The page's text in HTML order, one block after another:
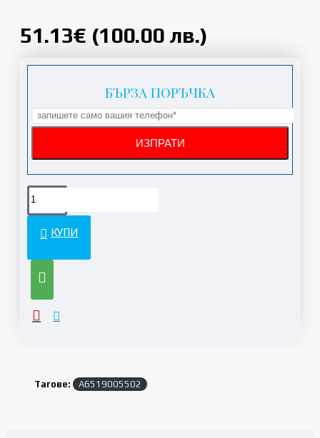
51.13€ (100.00 лв.)
БЪРЗА ПОРЪЧКА
КУПИ
Тагове: A6519005502